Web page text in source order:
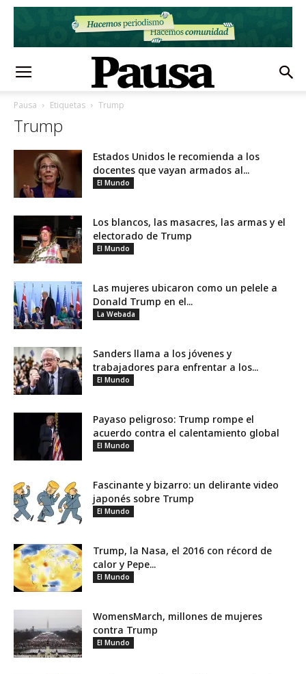
Pausa Etiquetas Trump
Trump
Estados Unidos le recomienda a los
docentes que vayan armados al...
El Mundo
Los blancos, las masacres, las armas y el
electorado de Trump
El Mundo
Las mujeres ubicaron como un pelele a
Donald Trump en el...
La Webada
Sanders llama a los jóvenes y
trabajadores para enfrentar a los...
El Mundo
Payaso peligroso: Trump rompe el
acuerdo contra el calentamiento global
El Mundo
Fascinante y bizarro: un delirante video
japonés sobre Trump
El Mundo
Trump, la Nasa, el 2016 con récord de
calor y Pepe...
El Mundo
WomensMarch, millones de mujeres
contra Trump
El Mundo